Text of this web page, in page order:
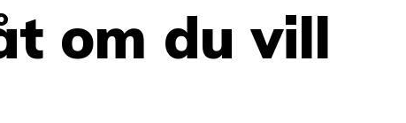
om du vill